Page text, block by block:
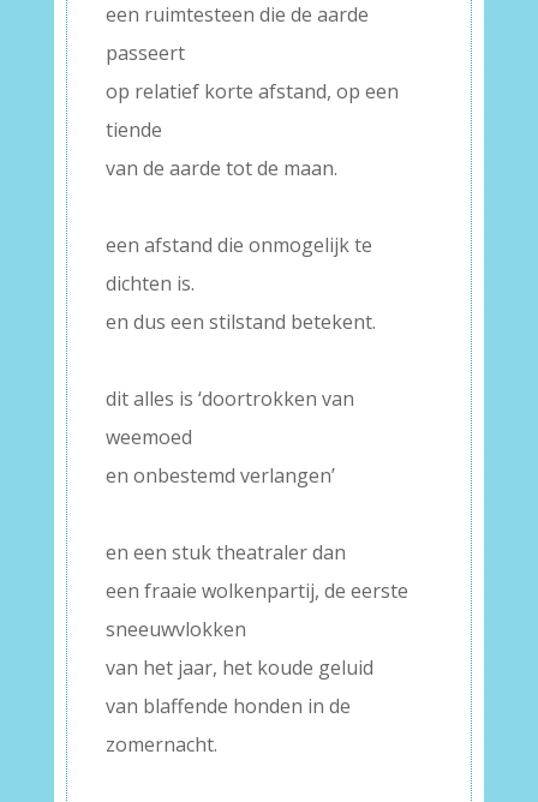
een ruimtesteen die de aarde
passeert
op relatief korte afstand, op een
tiende
van de aarde tot de maan.
een afstand die onmogelijk te
dichten is.
en dus een stilstand betekent.
dit alles is ‘doortrokken van
weemoed
en onbestemd verlangen’
en een stuk theatraler dan
een fraaie wolkenpartij, de eerste
sneeuwvlokken
van het jaar, het koude geluid
van blaffende honden in de
zomernacht.